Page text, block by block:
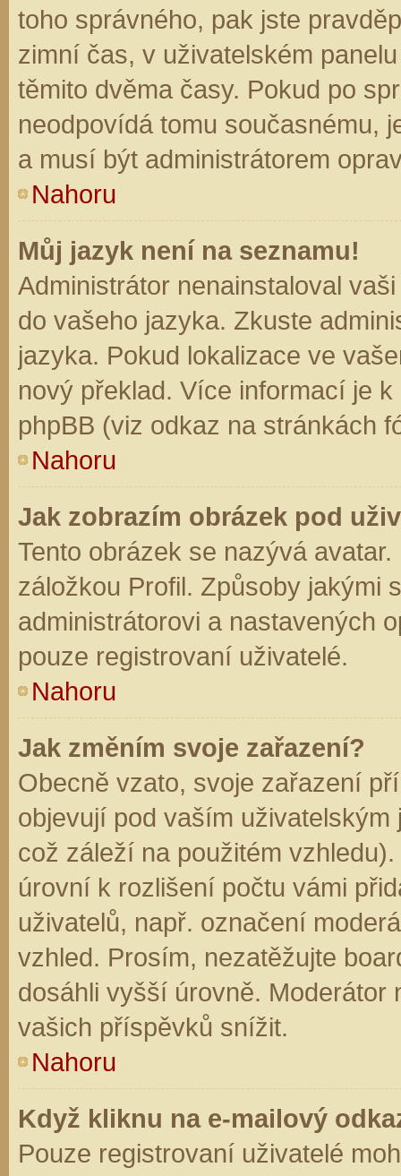
toho správného, pak jste
zimní čas, v uživatelském
těmito dvěma časy. Pokud po
neodpovídá tomu současnému,
a musí být administrátorem
Nahoru
Můj jazyk není na seznamu!
Administrátor nenainstaloval
do vašeho jazyka. Zkuste
jazyka. Pokud lokalizace ve
nový překlad. Více informací je
phpBB (viz odkaz na stránkách
Nahoru
Jak zobrazím obrázek pod
Tento obrázek se nazývá
záložkou Profil. Způsoby jakými
administrátorovi a nastavených
pouze registrovaní uživatelé.
Nahoru
Jak změním svoje zařazení?
Obecně vzato, svoje zařazení
objevují pod vaším
což záleží na použitém
úrovní k rozlišení počtu vámi
uživatelů, např. označení
vzhled. Prosím, nezatěžujte
dosáhli vyšší úrovně. Moderátor
vašich příspěvků snížit.
Nahoru
Když kliknu na e-mailový
Pouze registrovaní uživatelé